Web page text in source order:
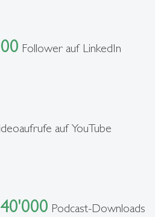
Follower auf LinkedIn
auf YouTube
Podcast-Downloads